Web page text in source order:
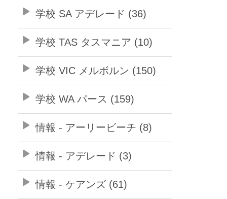
学校 SA アデレード (36)
学校 TAS タスマニア (10)
学校 VIC メルボルン (150)
学校 WA パース (159)
情報 - アーリービーチ (8)
情報 - アデレード (3)
情報 - ケアンズ (61)